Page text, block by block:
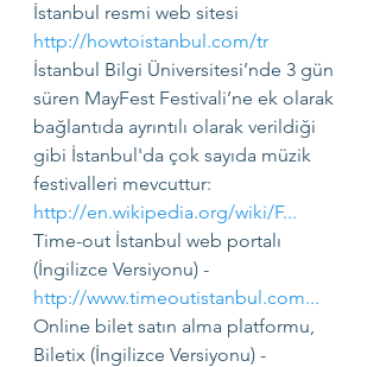
İstanbul resmi web sitesi
http://howtoistanbul.com/tr
İstanbul Bilgi Üniversitesi’nde 3 gün
süren MayFest Festivali’ne ek olarak
bağlantıda ayrıntılı olarak verildiği
gibi İstanbul'da çok sayıda müzik
festivalleri mevcuttur:
http://en.wikipedia.org/wiki/F...
Time-out İstanbul web portalı
(İngilizce Versiyonu) -
http://www.timeoutistanbul.com...
Online bilet satın alma platformu,
Biletix (İngilizce Versiyonu) -